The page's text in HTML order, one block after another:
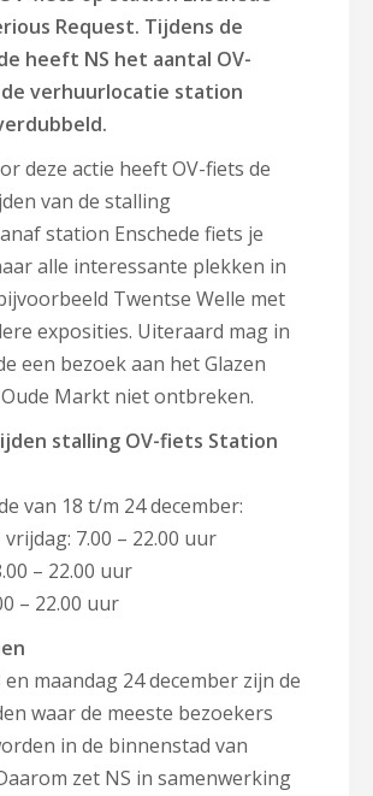
Request. Tijdens de
heeft NS het aantal OV-
verhuurlocatie station
deze actie heeft OV-fiets de
van de stalling
station Enschede fiets je
alle interessante plekken in
Twentse Welle met
exposities. Uiteraard mag in
een bezoek aan het Glazen
Markt niet ontbreken.
stalling OV-fiets Station
van 18 t/m 24 december:
7.00 – 22.00 uur
– 22.00 uur
– 22.00 uur
maandag 24 december zijn de
waar de meeste bezoekers
in de binnenstad van
zet NS in samenwerking